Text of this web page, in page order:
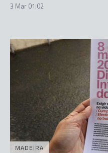
3 Mar 01:02
MADEIRA